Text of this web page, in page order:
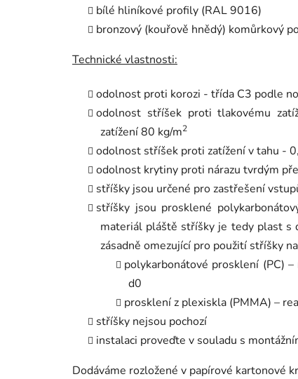
bílé hliníkové profily (RAL 9016)
bronzový (kouřově hnědý) komůrkový
Technické vlastnosti:
odolnost proti korozi - třída C3 podle
odolnost stříšek proti tlakovému
zatížení 80 kg/m2
odolnost stříšek proti zatížení v tahu -
odolnost krytiny proti nárazu tvrdým
stříšky jsou určené pro zastřešení
stříšky jsou prosklené
materiál pláště stříšky je tedy plast s
zásadně omezující pro použití stříšky
polykarbonátové prosklení (PC)
d0
prosklení z plexiskla (PMMA) –
stříšky nejsou pochozí
instalaci proveďte v souladu s
Dodáváme rozložené v papírové kartonové